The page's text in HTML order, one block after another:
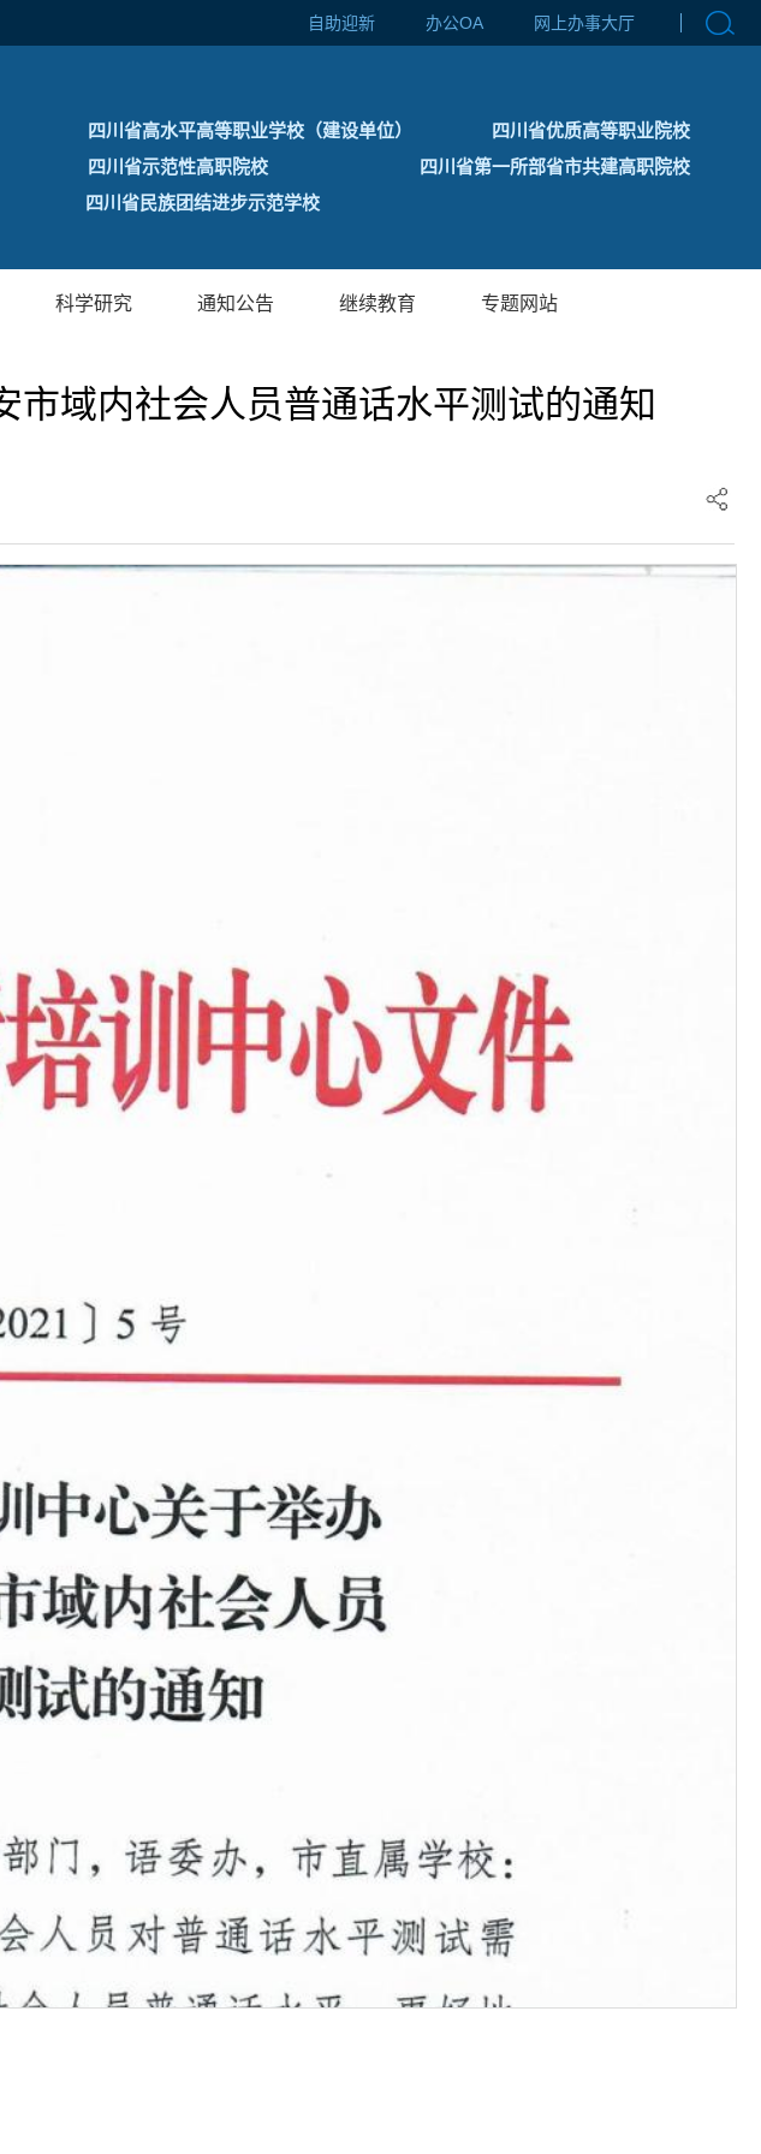
自助迎新 办公OA 网上办事大厅
四川省高水平高等职业学校（建设单位）
四川省优质高等职业院校
四川省示范性高职院校
四川省第一所部省市共建高职院校
四川省民族团结进步示范学校
科学研究 通知公告 继续教育 专题网站
域内社会人员普通话水平测试的通知